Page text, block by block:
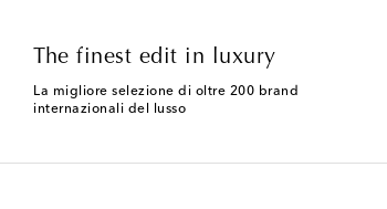
The finest edit in luxury
La migliore selezione di oltre 200 brand
internazionali del lusso